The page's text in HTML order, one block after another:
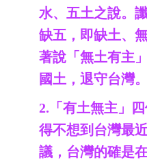
水、五土之說。
缺五，即缺土、
著說「無土有主
國土，退守台灣。
2.「有土無主」
得不想到台灣最
議，台灣的確是